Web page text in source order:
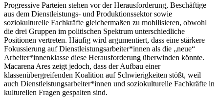
Progressive Parteien stehen vor der Herausforderung, Beschäftige
aus dem Dienstleistungs- und Produktionssektor sowie
soziokulturelle Fachkräfte gleichermaßen zu mobilisieren, obwohl
die drei Gruppen im politischen Spektrum unterschiedliche
Positionen vertreten. Häufig wird argumentiert, dass eine stärkere
Fokussierung auf Dienstleistungsarbeiter*innen als die „neue“
Arbeiter*innenklasse diese Herausforderung überwinden könnte.
Macarena Ares zeigt jedoch, dass der Aufbau einer
klassenübergreifenden Koalition auf Schwierigkeiten stößt, weil
auch Dienstleistungsarbeiter*innen und soziokulturelle Fachkräfte in
kulturellen Fragen gespalten sind.